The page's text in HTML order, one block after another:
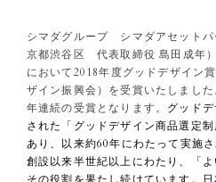
シマダグループ シマダアセット
京都渋谷区 代表取締役 島田成年）
において2018年度グッドデザイン
ザイン振興会）を受賞いたしまし
年連続の受賞となります。 グッド
された「グッドデザイン商品選定
あり、以来約60年にわたって実施さ
創設以来半世紀以上にわたり、「